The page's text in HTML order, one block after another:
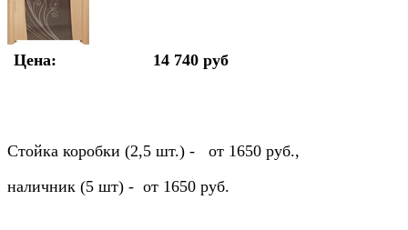
Цена: 14 740 руб
Стойка коробки (2,5 шт.) - от 1650 руб.,
наличник (5 шт) - от 1650 руб.